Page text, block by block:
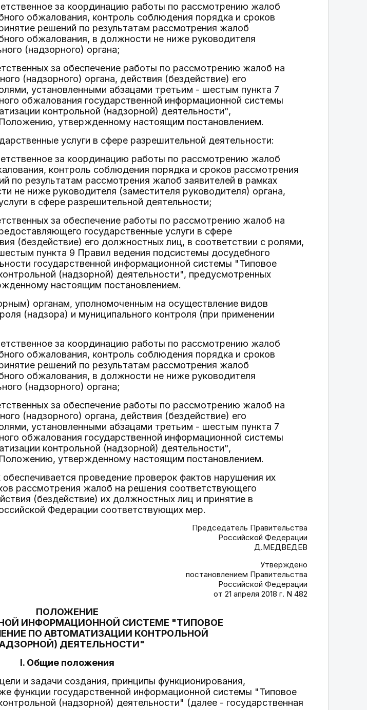
за координацию работы по рассмотрению жалоб
обжалования, контроль соблюдения порядка и сроков
решений по результатам рассмотрения жалоб
обжалования, в должности не ниже руководителя
(надзорного) органа;
за обеспечение работы по рассмотрению жалоб на
(надзорного) органа, действия (бездействие) его
установленными абзацами третьим - шестым пункта 7
обжалования государственной информационной системы
контрольной (надзорной) деятельности",
утвержденному настоящим постановлением.
услуги в сфере разрешительной деятельности:
за координацию работы по рассмотрению жалоб
контроль соблюдения порядка и сроков рассмотрения
по результатам рассмотрения жалоб заявителей в рамках
не ниже руководителя (заместителя руководителя) органа,
в сфере разрешительной деятельности;
за обеспечение работы по рассмотрению жалоб на
государственные услуги в сфере
(бездействие) его должностных лиц, в соответствии с ролями,
пункта 9 Правил ведения подсистемы досудебного
государственной информационной системы "Типовое
(надзорной) деятельности", предусмотренных
настоящим постановлением.
органам, уполномоченным на осуществление видов
(надзора) и муниципального контроля (при применении
за координацию работы по рассмотрению жалоб
обжалования, контроль соблюдения порядка и сроков
решений по результатам рассмотрения жалоб
обжалования, в должности не ниже руководителя
(надзорного) органа;
за обеспечение работы по рассмотрению жалоб на
(надзорного) органа, действия (бездействие) его
установленными абзацами третьим - шестым пункта 7
обжалования государственной информационной системы
контрольной (надзорной) деятельности",
утвержденному настоящим постановлением.
проведение проверок фактов нарушения их
рассмотрения жалоб на решения соответствующего
(бездействие) их должностных лиц и принятие в
Федерации соответствующих мер.
Председатель Правительства
Российской Федерации
Д.МЕДВЕДЕВ
Утверждено
постановлением Правительства
Российской Федерации
от 21 апреля 2018 г. N 482
ПОЛОЖЕНИЕ
ИНФОРМАЦИОННОЙ СИСТЕМЕ "ТИПОВОЕ
ПО АВТОМАТИЗАЦИИ КОНТРОЛЬНОЙ
ДЕЯТЕЛЬНОСТИ"
I. Общие положения
и задачи создания, принципы функционирования,
функции государственной информационной системы "Типовое
(надзорной) деятельности" (далее - государственная